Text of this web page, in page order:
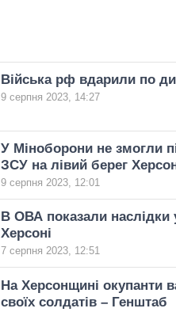
Війська рф вдарили по
9 серпня 2023, 14:27
У Міноборони не змогли
ЗСУ на лівий берег
9 серпня 2023, 12:01
В ОВА показали наслідки
Херсоні
7 серпня 2023, 12:51
На Херсонщині окупанти
своїх солдатів – Генштаб